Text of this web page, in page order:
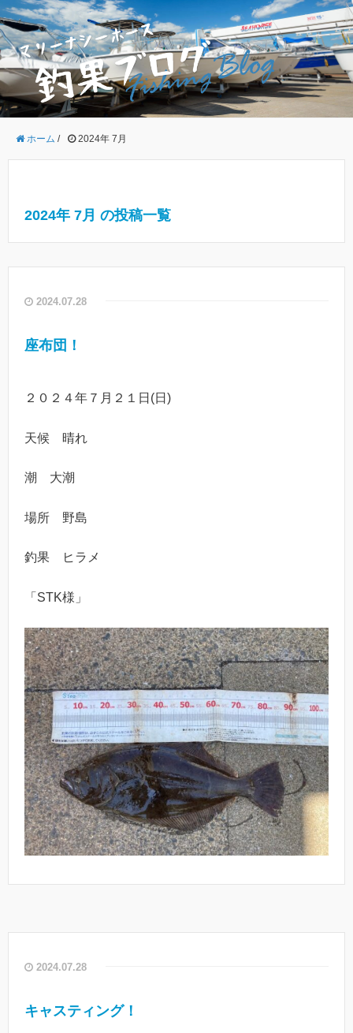
ホーム / 2024年 7月
2024年 7月 の投稿一覧
2024.07.28
座布団！
２０２４年７月２１日(日)
天候 晴れ
潮 大潮
場所 野島
釣果 ヒラメ
「STK様」
2024.07.28
キャスティング！